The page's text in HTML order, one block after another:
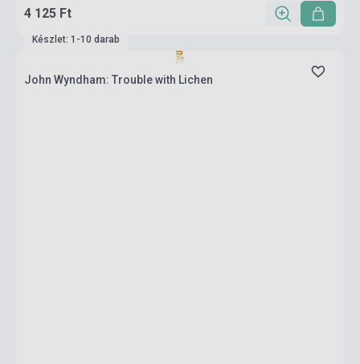
4 125 Ft
Készlet: 1-10 darab
John Wyndham: Trouble with Lichen